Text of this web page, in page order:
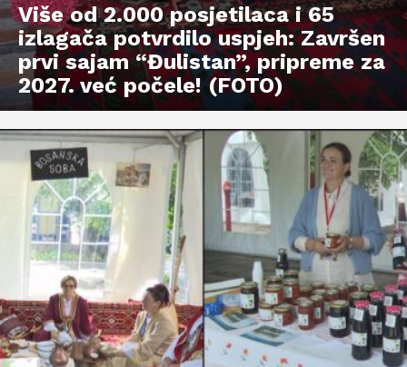
Više od 2.000 posjetilaca i 65
izlagača potvrdilo uspjeh: Završen
prvi sajam “Đulistan”, pripreme za
2027. već počele! (FOTO)